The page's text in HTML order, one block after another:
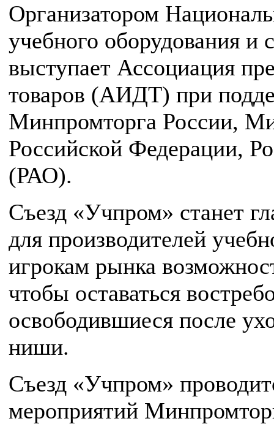
Организатором
учебного оборудования и
выступает Ассоциация
товаров (АИДТ) при
Минпромторга России,
Российской Федерации,
(РАО).
Съезд «Учпром» станет
для производителей
игрокам рынка
чтобы оставаться
освободившиеся после
ниши.
Съезд «Учпром»
мероприятий